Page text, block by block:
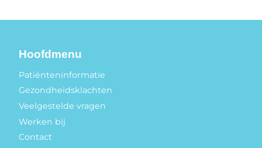
Hoofdmenu
Patiënteninformatie
Gezondheidsklachten
Veelgestelde vragen
Werken bij
Contact